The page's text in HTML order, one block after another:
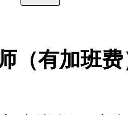
（有加班